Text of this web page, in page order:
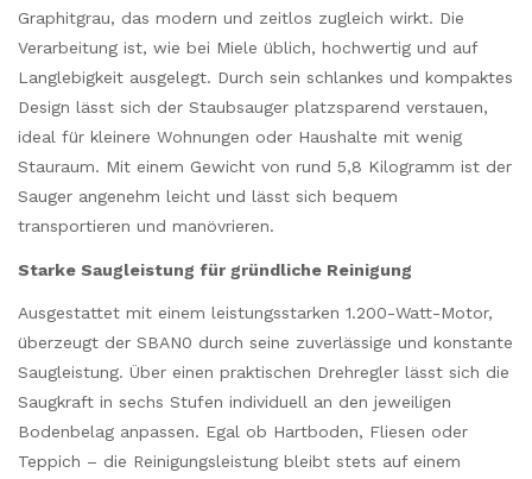
Graphitgrau, das modern und zeitlos zugleich wirkt. Die
Verarbeitung ist, wie bei Miele üblich, hochwertig und auf
Langlebigkeit ausgelegt. Durch sein schlankes und kompaktes
Design lässt sich der Staubsauger platzsparend verstauen,
ideal für kleinere Wohnungen oder Haushalte mit wenig
Stauraum. Mit einem Gewicht von rund 5,8 Kilogramm ist der
Sauger angenehm leicht und lässt sich bequem
transportieren und manövrieren.
Starke Saugleistung für gründliche Reinigung
Ausgestattet mit einem leistungsstarken 1.200-Watt-Motor,
überzeugt der SBAN0 durch seine zuverlässige und konstante
Saugleistung. Über einen praktischen Drehregler lässt sich die
Saugkraft in sechs Stufen individuell an den jeweiligen
Bodenbelag anpassen. Egal ob Hartboden, Fliesen oder
Teppich – die Reinigungsleistung bleibt stets auf einem